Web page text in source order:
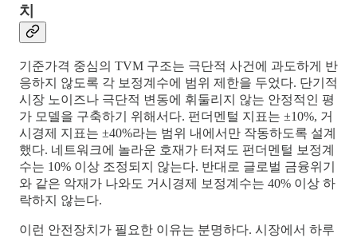
치
기준가격 중심의 TVM 구조는 극단적 사건에 과도하게 반
응하지 않도록 각 보정계수에 범위 제한을 두었다. 단기적
시장 노이즈나 극단적 변동에 휘둘리지 않는 안정적인 평
가 모델을 구축하기 위해서다. 펀더멘털 지표는 ±10%, 거
시경제 지표는 ±40%라는 범위 내에서만 작동하도록 설계
했다. 네트워크에 놀라운 호재가 터져도 펀더멘털 보정계
수는 10% 이상 조정되지 않는다. 반대로 글로벌 금융위기
와 같은 악재가 나와도 거시경제 보정계수는 40% 이상 하
락하지 않는다.
이런 안전장치가 필요한 이유는 분명하다. 시장에서 하루